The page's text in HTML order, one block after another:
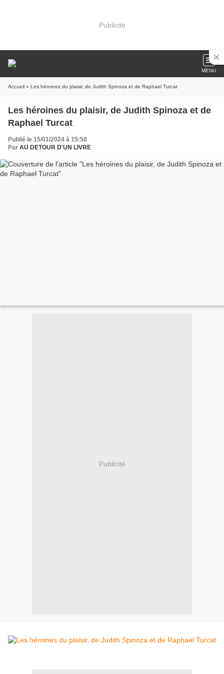
Publicité
MENU
Accueil » Les héroines du plaisir, de Judith Spinoza et de Raphael Turcat
Les héroines du plaisir, de Judith Spinoza et de
Raphael Turcat
Publié le 15/01/2024 à 15:50
Par AU DETOUR D'UN LIVRE
Publicité